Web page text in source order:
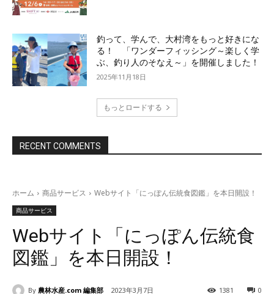
釣って、学んで、大村湾をもっと好きにな
る！ 「ワンダーフィッシング～楽しく学
ぶ、釣り人のそなえ～」を開催しました！
2025年11月18日
もっとロードする
RECENT COMMENTS